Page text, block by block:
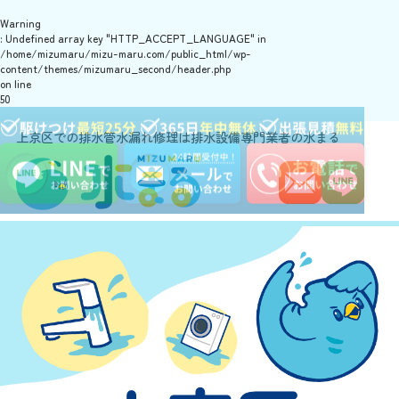
Warning
: Undefined array key "HTTP_ACCEPT_LANGUAGE" in
/home/mizumaru/mizu-maru.com/public_html/wp-
content/themes/mizumaru_second/header.php
on line
50
上京区での排水管水漏れ修理は排水設備専門業者の水まる